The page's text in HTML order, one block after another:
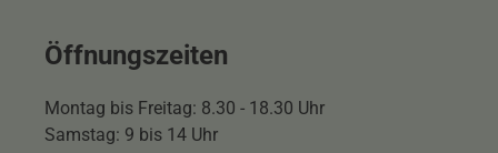
Öffnungszeiten
Montag bis Freitag: 8.30 - 18.30 Uhr
Samstag: 9 bis 14 Uhr